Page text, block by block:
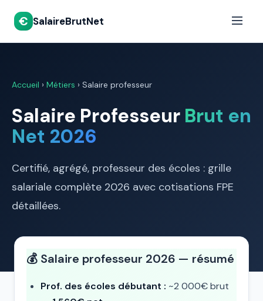
€ SalaireBrutNet
Accueil › Métiers › Salaire professeur
Salaire Professeur Brut en
Net 2026
Certifié, agrégé, professeur des écoles : grille
salariale complète 2026 avec cotisations FPE
détaillées.
💰 Salaire professeur 2026 — résumé
Prof. des écoles débutant : ~2 000€ brut